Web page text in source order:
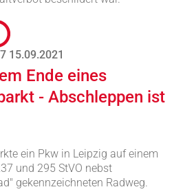
15.09.2021
Ende eines
- Abschleppen ist
ein Pkw in Leipzig auf einem
und 295 StVO nebst
gekennzeichneten Radweg.